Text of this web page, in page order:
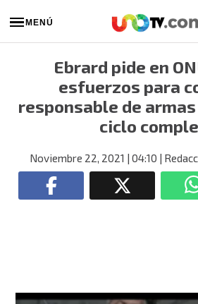
MENÚ
Ebrard pide en
esfuerzos para
responsable de
ciclo
Noviembre 22, 2021 | 04:10 |